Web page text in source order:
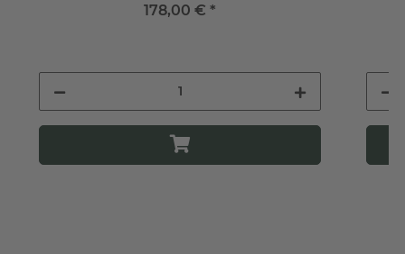
178,00 €*